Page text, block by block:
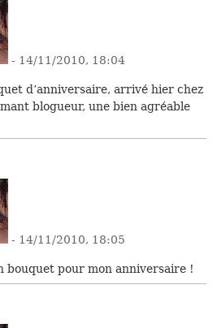
- 14/11/2010, 18:04
d’anniversaire, arrivé hier chez
blogueur, une bien agréable
- 14/11/2010, 18:05
bouquet pour mon anniversaire !